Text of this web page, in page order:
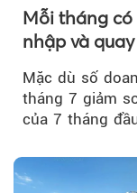
Mỗi tháng
nhập và
Mặc dù số
tháng 7 giảm
của 7 tháng